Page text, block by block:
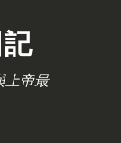
上帝最